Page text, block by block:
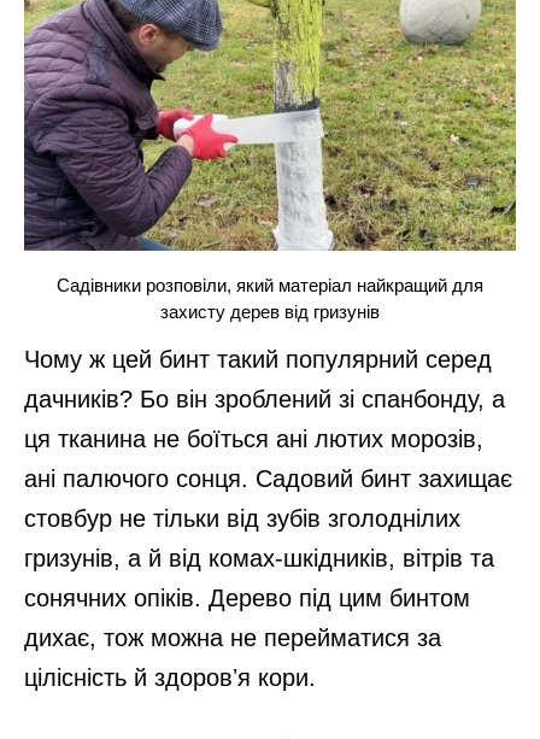
Садівники розповіли, який матеріал найкращий для
захисту дерев від гризунів
Чому ж цей бинт такий популярний серед
дачників? Бо він зроблений зі спанбонду, а
ця тканина не боїться ані лютих морозів,
ані палючого сонця. Садовий бинт захищає
стовбур не тільки від зубів зголоднілих
гризунів, а й від комах-шкідників, вітрів та
сонячних опіків. Дерево під цим бинтом
дихає, тож можна не перейматися за
цілісність й здоровʼя кори.